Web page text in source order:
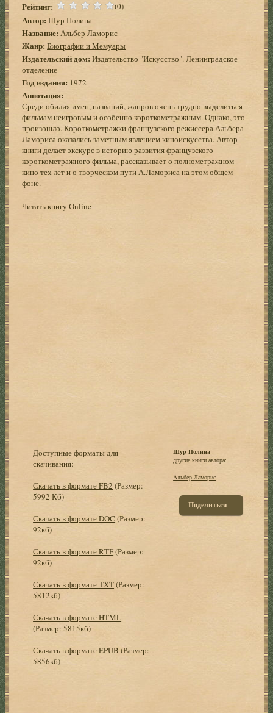
Рейтинг: (0)
Автор: Шур Полина
Название: Альбер Ламорис
Жанр: Биографии и Мемуары
Издательский дом: Издательство "Искусство". Ленинградское
отделение
Год издания: 1972
Аннотация:
Среди обилия имен, названий, жанров очень трудно выделиться
фильмам неигровым и особенно короткометражным. Однако, это
произошло. Короткометражки французского режиссера Альбера
Ламориса оказались заметным явлением киноискусства. Автор
книги делает экскурс в историю развития французского
короткометражного фильма, рассказывает о полнометражном
кино тех лет и о творческом пути А.Ламориса на этом общем
фоне.
Читать книгу Online
Доступные форматы для
скачивания:
Скачать в формате FB2 (Размер:
5992 Кб)
Скачать в формате DOC (Размер:
92кб)
Скачать в формате RTF(Размер:
92кб)
Скачать в формате TXT(Размер:
5812кб)
Скачать в формате HTML
(Размер: 5815кб)
Скачать в формате EPUB (Размер:
5856кб)
Шур Полина
другие книги автора:
Альбер Ламорис
Поделиться